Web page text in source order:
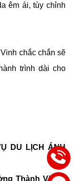
êm ái, tùy chỉnh
chắc chắn sẽ
trình dài cho
DU LỊCH ÁNH
Thành Vinh -